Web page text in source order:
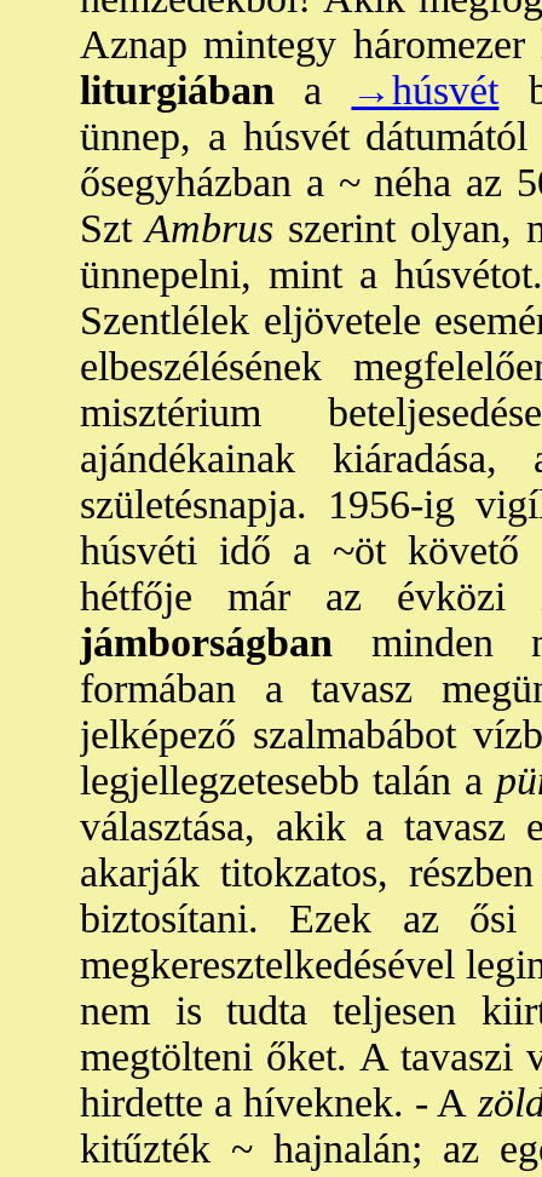
Aznap mintegy
liturgiában a →húsvét
ünnep, a húsvét
ősegyházban a ~ néha az
SztAmbrus szerint olyan,
ünnepelni, mint a
Szentlélek eljövetele
elbeszélésének
misztérium
ajándékainak
születésnapja. 1956-ig
húsvéti idő a ~öt követő
hétfője már az
jámborságban minden
formában a tavasz
jelképező szalmabábot
legjellegzetesebb talán a
választása, akik a tavasz
akarják titokzatos,
biztosítani. Ezek az ősi
megkeresztelkedésével
nem is tudta teljesen
megtölteni őket. A tavaszi
hirdette a híveknek. - A
kitűzték ~ hajnalán; az